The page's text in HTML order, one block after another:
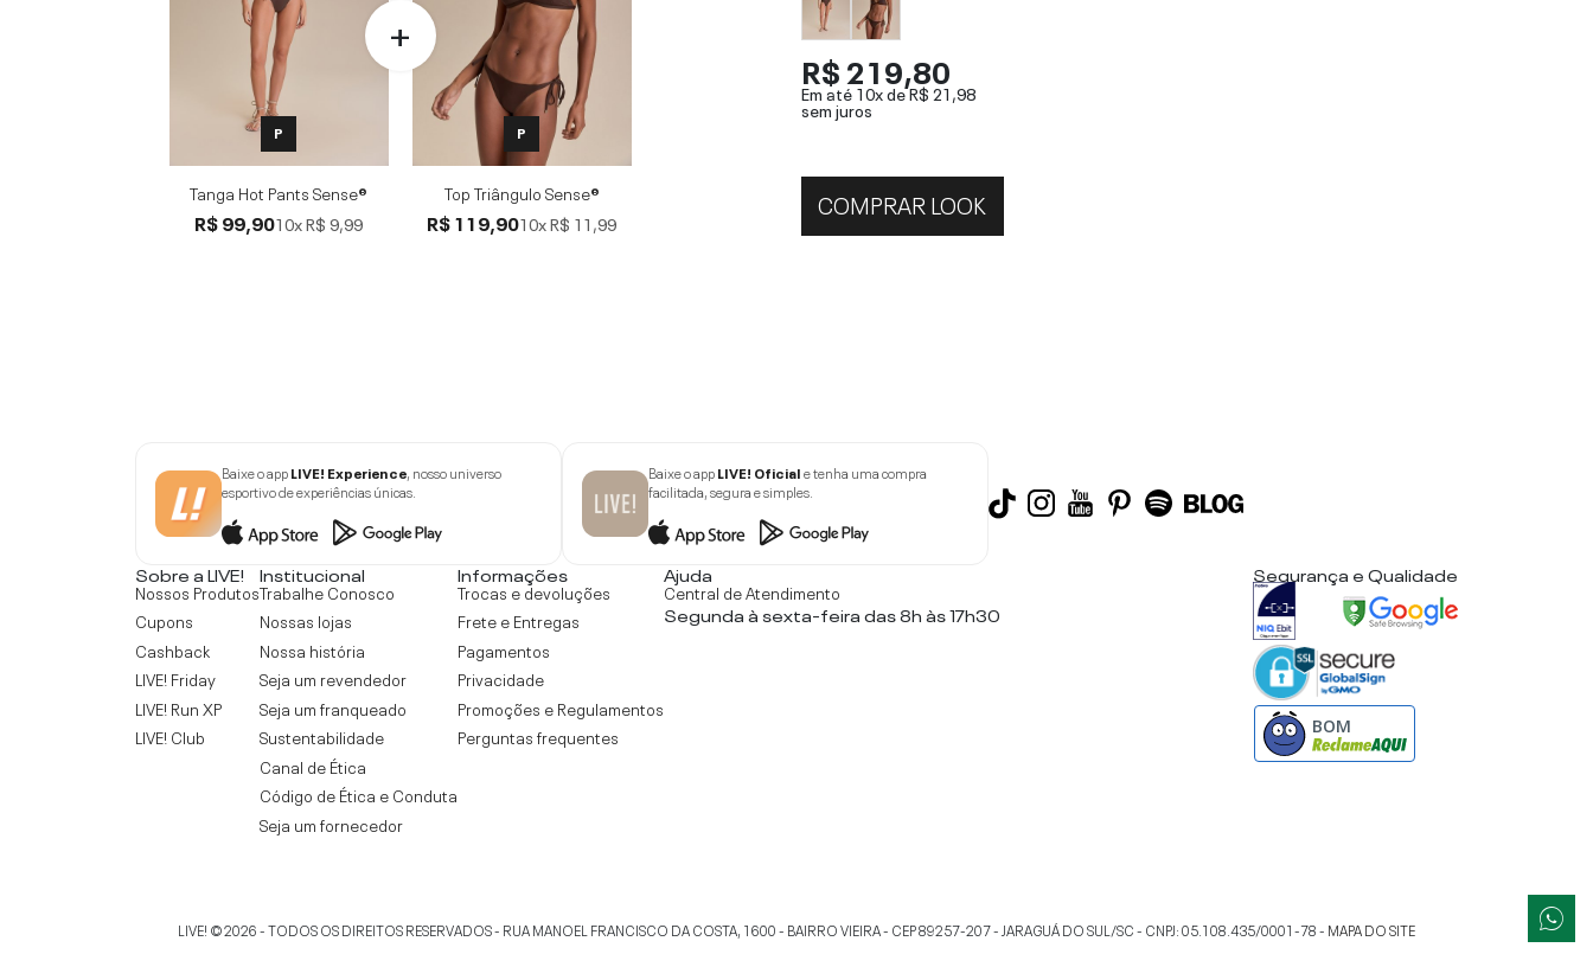
P
Tanga Hot Pants Sense®
R$ 99,9010xR$ 9,99
P
Top Triângulo Sense®
R$ 119,9010xR$ 11,99
R$ 219,80
Em até 10x deR$ 21,98
sem juros
COMPRAR LOOK
Baixe o appLIVE! Experience, nosso universo
esportivo de experiências únicas.
Baixe o appLIVE! Oficiale tenha uma compra
facilitada, segura e simples.
Sobre a LIVE!
Nossos Produtos
Cupons
Cashback
LIVE! Friday
LIVE! Run XP
LIVE! Club
Institucional
Trabalhe Conosco
Nossas lojas
Nossa história
Seja um revendedor
Seja um franqueado
Sustentabilidade
Canal de Ética
Código de Ética e Conduta
Seja um fornecedor
Informações
Trocas e devoluções
Frete e Entregas
Pagamentos
Privacidade
Promoções e Regulamentos
Perguntas frequentes
Ajuda
Central de Atendimento
Segunda à sexta-feira das 8h às 17h30
Segurança e Qualidade
BOM
LIVE! ©2026- TODOS OS DIREITOS RESERVADOS - RUA MANOEL FRANCISCO DA COSTA, 1600 - BAIRRO VIEIRA - CEP 89257-207- JARAGUÁ DO SUL /SC- CNPJ:05.108.435/0001-78- MAPA DO SITE